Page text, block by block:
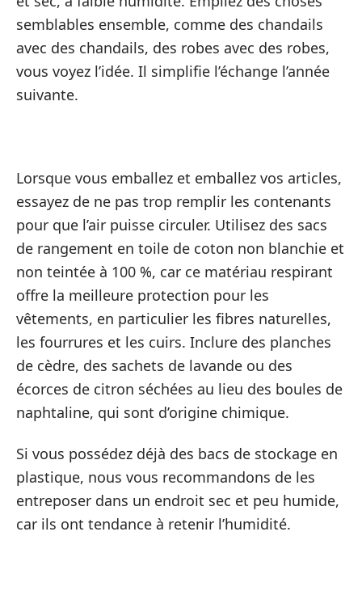
semblables ensemble, comme des chandails
avec des chandails, des robes avec des robes,
vous voyez l’idée. Il simplifie l’échange l’année
suivante.
Lorsque vous emballez et emballez vos articles,
essayez de ne pas trop remplir les contenants
pour que l’air puisse circuler. Utilisez des sacs
de rangement en toile de coton non blanchie et
non teintée à 100 %, car ce matériau respirant
offre la meilleure protection pour les
vêtements, en particulier les fibres naturelles,
les fourrures et les cuirs. Inclure des planches
de cèdre, des sachets de lavande ou des
écorces de citron séchées au lieu des boules de
naphtaline, qui sont d’origine chimique.
Si vous possédez déjà des bacs de stockage en
plastique, nous vous recommandons de les
entreposer dans un endroit sec et peu humide,
car ils ont tendance à retenir l’humidité.